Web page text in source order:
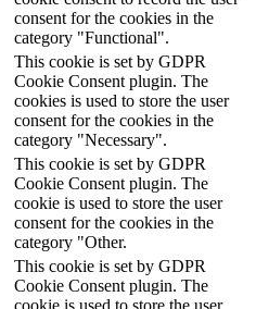
consent for the cookies in the
category "Functional".
This cookie is set by GDPR
Cookie Consent plugin. The
cookies is used to store the user
consent for the cookies in the
category "Necessary".
This cookie is set by GDPR
Cookie Consent plugin. The
cookie is used to store the user
consent for the cookies in the
category "Other.
This cookie is set by GDPR
Cookie Consent plugin. The
cookie is used to store the user